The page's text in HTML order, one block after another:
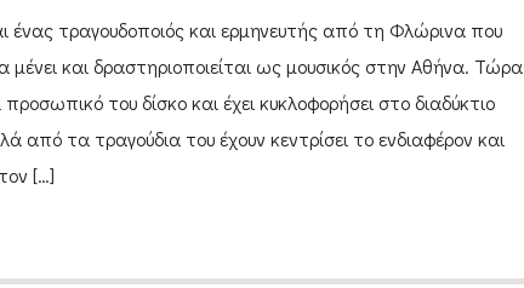
ένας τραγουδοποιός και ερμηνευτής από τη Φλώρινα που
μένει και δραστηριοποιείται ως μουσικός στην Αθήνα. Τώρα
προσωπικό του δίσκο και έχει κυκλοφορήσει στο διαδύκτιο
από τα τραγούδια του έχουν κεντρίσει το ενδιαφέρον και
[…]